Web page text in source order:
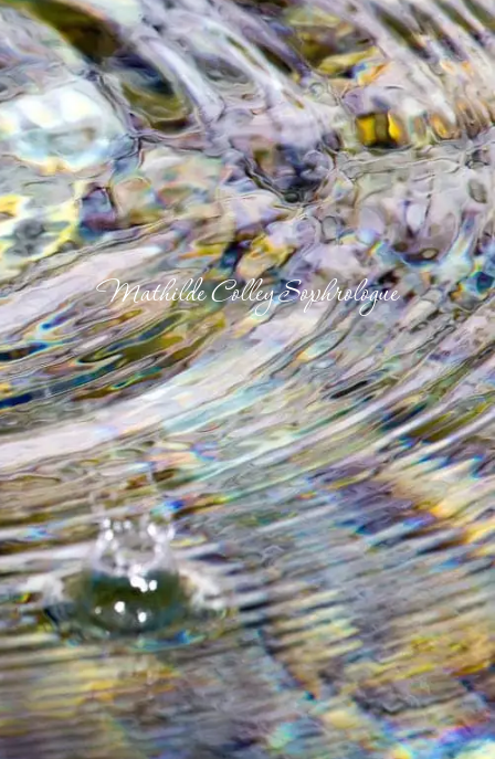
Mathilde Colley Sophrologue